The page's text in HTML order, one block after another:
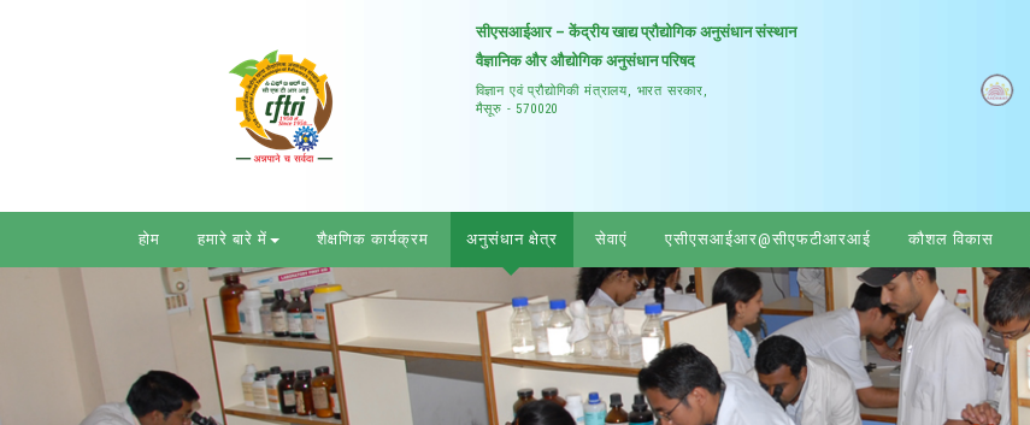
सीएसआईआर – केंद्रीय खाद्य प्रौद्योगिक अनुसंधान संस्थान
वैज्ञानिक और औद्योगिक अनुसंधान परिषद
विज्ञान एवं प्रौद्योगिकी मंत्रालय, भारत सरकार,
मैसूरु - 570020
होम हमारे बारे में शैक्षणिक कार्यक्रम अनुसंधान क्षेत्र सेवाएं एसीएसआईआर@सीएफटीआरआई कौशल विकास